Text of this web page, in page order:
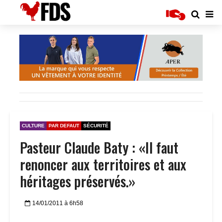
CULTURE PAR DEFAUT SÉCURITÉ
Pasteur Claude Baty : «Il faut
renoncer aux territoires et aux
héritages préservés.»
14/01/2011 à 6h58